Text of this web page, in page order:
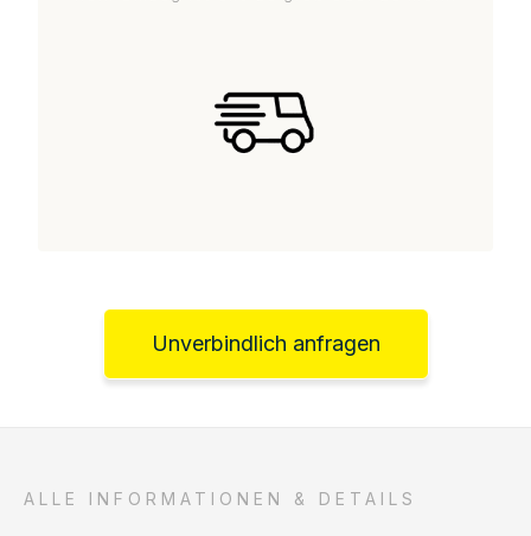
Unverbindlich anfragen
ALLE INFORMATIONEN & DETAILS